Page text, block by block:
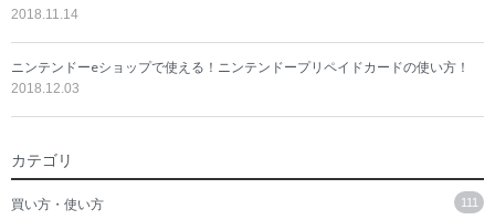
2018.11.14
ニンテンドーeショップで使える！ニンテンドープリペイドカードの使い方！
2018.12.03
カテゴリ
買い方・使い方 111